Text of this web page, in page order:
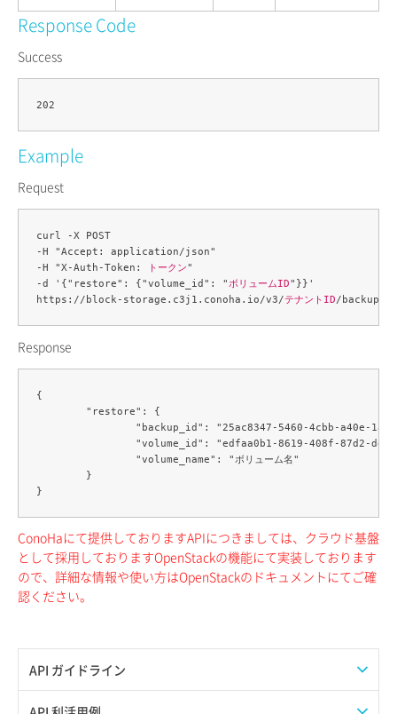
API ガイドライン
APIのご利用について
Response Code
Success
Example
Request
curl -X POST
-H "Accept: application/json"
-H "X-Auth-Token:
トークン"
-d '{"restore": {"volume_id": "ボリュームID"}}'
https://block-storage.c3j1.conoha.io/v3/テナントID/backups/
Response
{
ConoHaにて提供しておりますAPIにつきましては、クラウド基盤
として採用しておりますOpenStackの機能にて実装しております
ので、詳細な情報や使い方はOpenStackのドキュメントにてご確
認ください。